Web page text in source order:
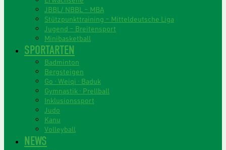
JBBL/ NBBL – MBA
Stützpunkttraining – Mitteldeutsche Liga
Jugend – Breitensport
Minibasketball
SPORTARTEN
Badminton
Bergsteigen
Go · Weiqi · Baduk
Gymnastik · Prellball
Inklusionssport
Judo
Kanu
Volleyball
NEWS